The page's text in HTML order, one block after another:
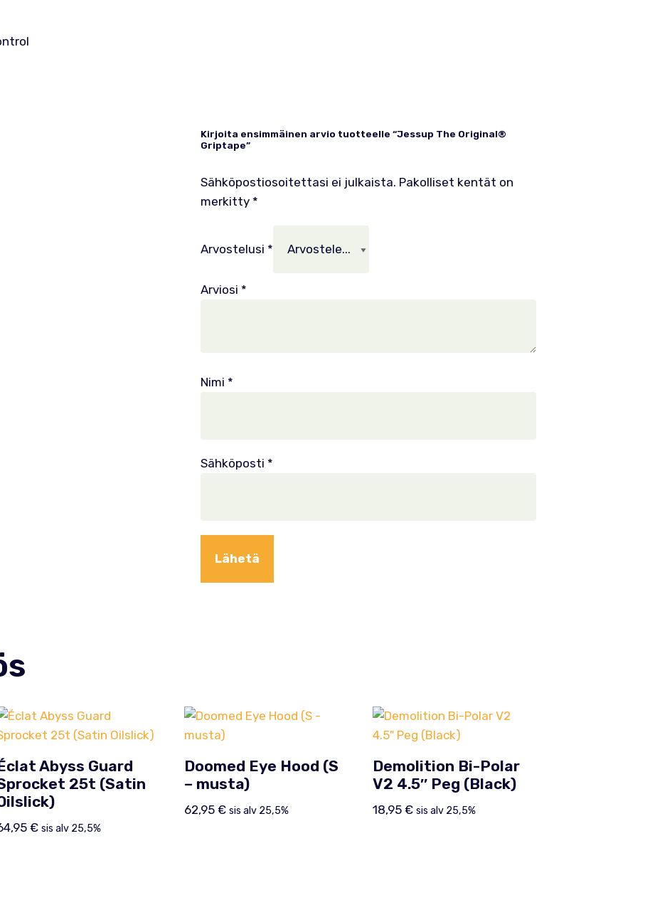
Kirjoita ensimmäinen arvio tuotteelle “Jessup The Original®
Griptape”
Sähköpostiosoitettasi ei julkaista. Pakolliset kentät on
merkitty *
Arvostelusi *
Arviosi *
Nimi *
Sähköposti *
Abyss Guard
25t (Satin
€ sis alv 25,5%
Doomed Eye Hood (S
– musta)
62,95€ sis alv 25,5%
Demolition Bi-Polar
V2 4.5″ Peg (Black)
18,95 € sis alv 25,5%